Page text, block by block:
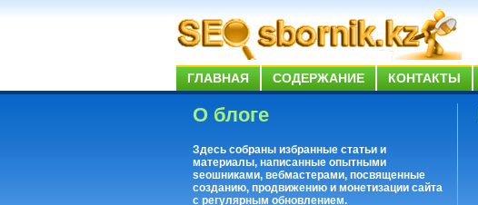
ГЛАВНАЯ СОДЕРЖАНИЕ КОНТАКТЫ
О блоге
Здесь собраны избранные статьи и
материалы, написанные опытными
seoшниками, вебмастерами, посвященные
созданию, продвижению и монетизации сайта
с регулярным обновлением.